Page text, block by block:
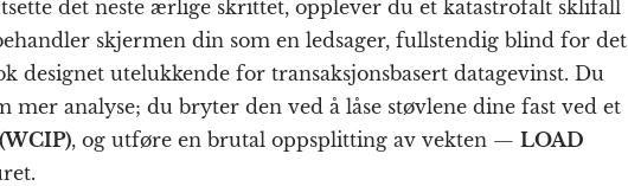
det neste ærlige skrittet, opplever du et katastrofalt sklifall
skjermen din som en ledsager, fullstendig blind for det
designet utelukkende for transaksjonsbasert datagevinst. Du
analyse; du bryter den ved å låse støvlene dine fast ved et
, og utføre en brutal oppsplitting av vekten — LOAD